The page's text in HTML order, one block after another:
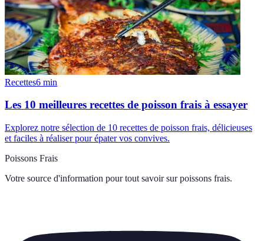
Recettes6 min
Les 10 meilleures recettes de poisson frais à essayer
Explorez notre sélection de 10 recettes de poisson frais, délicieuses
et faciles à réaliser pour épater vos convives.
Poissons Frais
Votre source d'information pour tout savoir sur poissons frais.